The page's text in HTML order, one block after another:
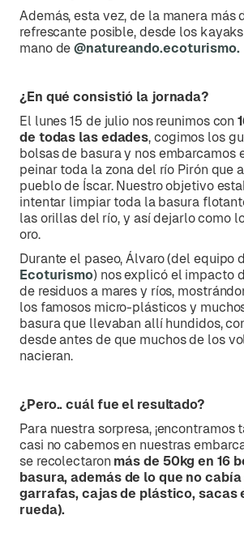
Además, esta vez, de la manera más
refrescante posible, desde los
mano de@natureando.ecoturismo.
¿En qué consistió la jornada?
El lunes 15 de julio nos reunimos con
de todas las edades, cogimos los
bolsas de basura y nos embarcamos
peinar toda la zona del río Pirón que
pueblo de Íscar. Nuestro objetivo
intentar limpiar toda la basura
las orillas del río, y así dejarlo como
oro.
Durante el paseo, Álvaro (del equipo
Ecoturismo) nos explicó el impacto
de residuos a mares y ríos,
los famosos micro-plásticos y
basura que llevaban allí hundidos,
desde antes de que muchos de los
nacieran.
¿Pero.. cuál fue el resultado?
Para nuestra sorpresa, ¡encontramos
casi no cabemos en nuestras
se recolectaron más de 50kg en 16
basura, además de lo que no
garrafas, cajas de plástico, sacas
rueda).